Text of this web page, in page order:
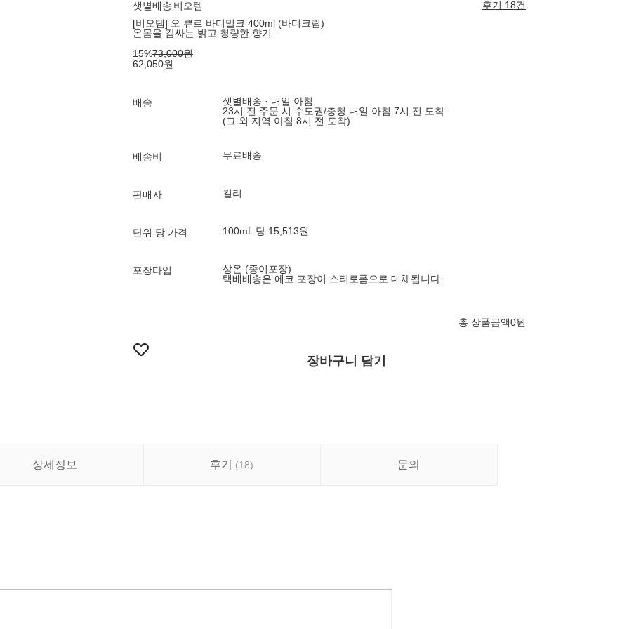
샛별배송 비오템
후기 18건
[비오템] 오 쀼르 바디밀크 400ml (바디크림)
온몸을 감싸는 밝고 청량한 향기
15%73,000원
62,050원
배송
샛별배송 · 내일 아침
23시 전 주문 시 수도권/충청 내일 아침 7시 전 도착
(그 외 지역 아침 8시 전 도착)
배송비 무료배송
판매자 컬리
단위 당 가격 100mL 당 15,513원
포장타입
상온 (종이포장)
택배배송은 에코 포장이 스티로폼으로 대체됩니다.
총 상품금액0원
장바구니 담기
상세정보 후기 (18) 문의